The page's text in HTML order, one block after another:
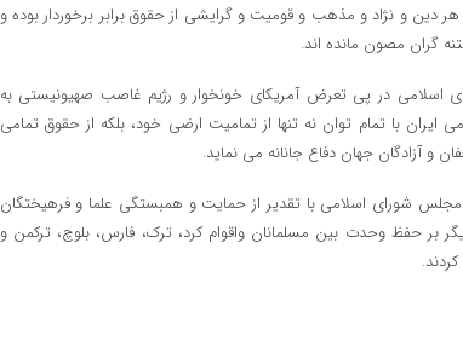
دین و نژاد و مذهب و قومیت و گرایشی از حقوق برابر برخوردار بوده و
گران مصون مانده اند.
اسلامی در پی تعرض آمریکای خونخوار و رژیم غاصب صهیونیستی به
ایران با تمام توان نه تنها از تمامیت ارضی خود، بلکه از حقوق تمامی
آزادگان جهان دفاع جانانه می نماید.
مجلس شورای اسلامی با تقدیر از حمایت و همبستگی علما و فرهیختگان
بر حفظ وحدت بین مسلمانان واقوام کرد، ترک، فارس، بلوچ، ترکمن و